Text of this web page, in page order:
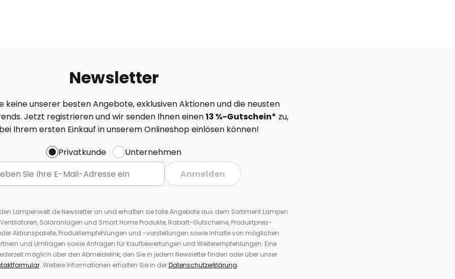
Newsletter
keine unserer besten Angebote, exklusiven Aktionen und die neusten
Jetzt registrieren und wir senden Ihnen einen13 %-Gutschein* zu,
Ihrem ersten Einkauf in unserem Onlineshop einlösen können!
Privatkunde
Unternehmen
Anmelden
Lampenwelt.de Newsletter an und erhalten sie tolle Angebote aus dem Sortiment Lampen
Solaranlagen und Smart Home Produkte, Rabatt-Gutscheine, Produktpreis-
Aktionspakete, Produktempfehlungen und -vorstellungen sowie Inhalte von möglichen
und Umfragen sowie Anfragen für Kaufbewertungen und Weiterempfehlungen. Eine
möglich über den Abmeldelink, den Sie in jedem Newsletter finden oder über unser
. Weitere Informationen erhalten Sie in derDatenschutzerklärung.